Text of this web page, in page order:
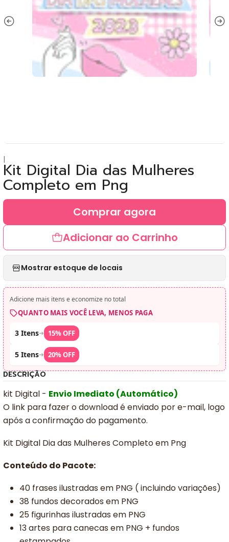
|Kit Digital Dia das Mulheres
Completo em Png
Adicionar ao Carrinho
Comprar agora
Mostrar estoque de locais
Adicione mais itens e economize no total
QUANTO MAIS VOCÊ LEVA, MENOS PAGA
3 Itens➜ 15% OFF
5 Itens➜ 20% OFF
DESCRIÇÃO
kit Digital - Envio Imediato (Automático)
O link para fazer o download é enviado por e-mail, logo
após a confirmação do pagamento.
Kit Digital Dia das Mulheres Completo em Png
Conteúdo do Pacote:
40 frases ilustradas em PNG ( incluindo variações)
38 fundos decorados em PNG
25 figurinhas ilustradas em PNG
13 artes para canecas em PNG + fundos